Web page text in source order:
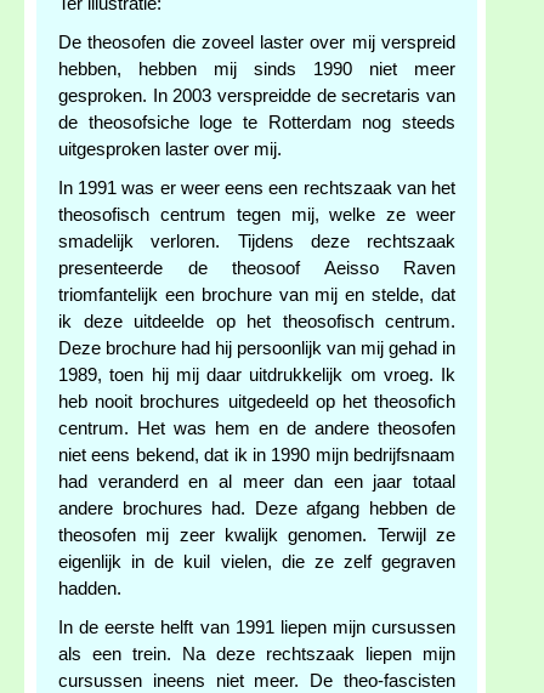
Ter illustratie:
De theosofen die zoveel laster over mij verspreid
hebben, hebben mij sinds 1990 niet meer
gesproken. In 2003 verspreidde de secretaris van
de theosofsiche loge te Rotterdam nog steeds
uitgesproken laster over mij.
In 1991 was er weer eens een rechtszaak van het
theosofisch centrum tegen mij, welke ze weer
smadelijk verloren. Tijdens deze rechtszaak
presenteerde de theosoof Aeisso Raven
triomfantelijk een brochure van mij en stelde, dat
ik deze uitdeelde op het theosofisch centrum.
Deze brochure had hij persoonlijk van mij gehad in
1989, toen hij mij daar uitdrukkelijk om vroeg. Ik
heb nooit brochures uitgedeeld op het theosofich
centrum. Het was hem en de andere theosofen
niet eens bekend, dat ik in 1990 mijn bedrijfsnaam
had veranderd en al meer dan een jaar totaal
andere brochures had. Deze afgang hebben de
theosofen mij zeer kwalijk genomen. Terwijl ze
eigenlijk in de kuil vielen, die ze zelf gegraven
hadden.
In de eerste helft van 1991 liepen mijn cursussen
als een trein. Na deze rechtszaak liepen mijn
cursussen ineens niet meer. De theo-fascisten